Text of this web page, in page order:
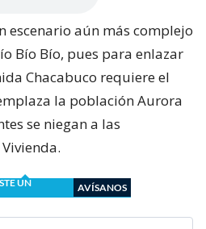
escenario aún más complejo
Bío Bío, pues para enlazar
Chacabuco requiere el
la población Aurora
se niegan a las
UN
AVÍSANOS